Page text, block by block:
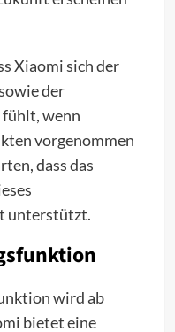
Xiaomi sich der
der
wenn
vorgenommen
dass das
unterstützt.
wird ab
bietet eine